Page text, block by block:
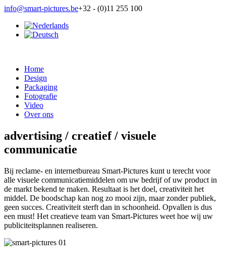
info@smart-pictures.be+32 - (0)11 255 100
Home
Design
Packaging
Fotografie
Video
Over ons
advertising / creatief / visuele
communicatie
Bij reclame- en internetbureau Smart-Pictures kunt u terecht voor
alle visuele communicatiemiddelen om uw bedrijf of uw product in
de markt bekend te maken. Resultaat is het doel, creativiteit het
middel. De boodschap kan nog zo mooi zijn, maar zonder publiek,
geen succes. Creativiteit sterft dan in schoonheid. Opvallen is dus
een must! Het creatieve team van Smart-Pictures weet hoe wij uw
publiciteitsplannen realiseren.